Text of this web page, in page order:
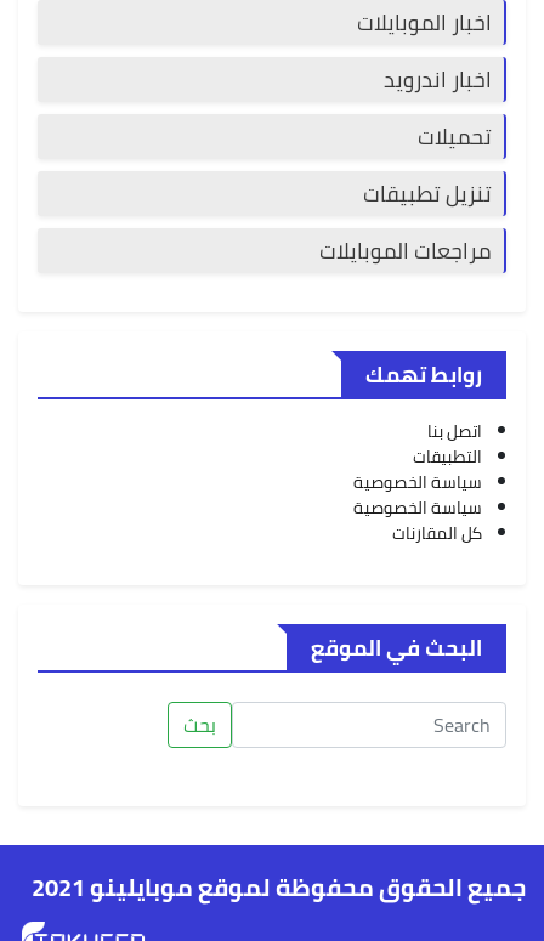
اخبار الموبايلات
اخبار اندرويد
تحميلات
تنزيل تطبيقات
مراجعات الموبايلات
روابط تهمك
اتصل بنا
التطبيقات
سياسة الخصوصية
سياسة الخصوصية
كل المقارنات
البحث في الموقع
بحث
جميع الحقوق محفوظة لموقع موبايلينو 2021